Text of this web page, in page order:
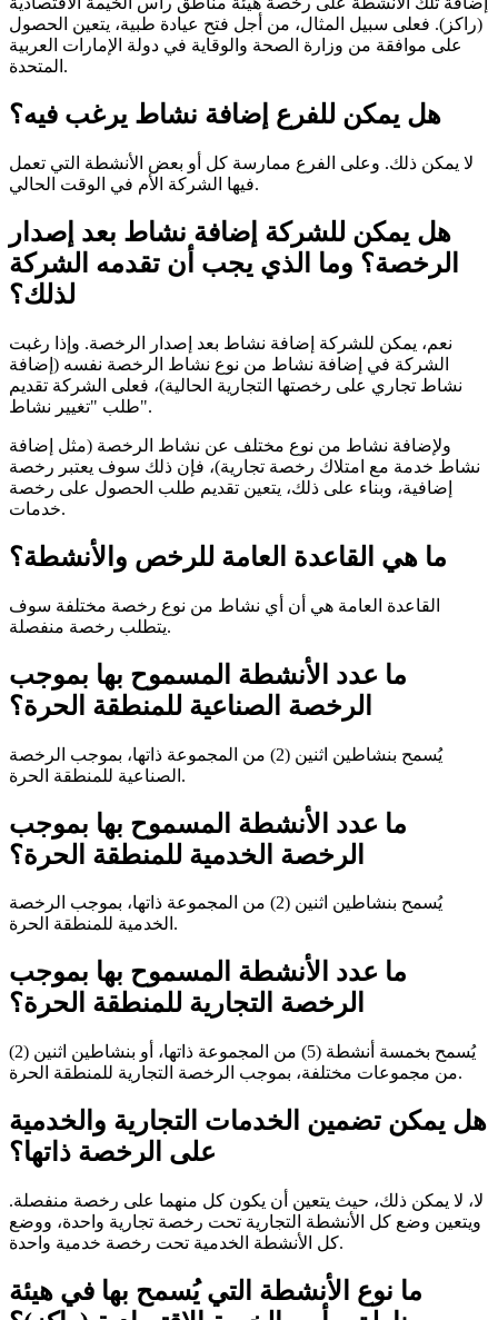
(راكز). فعلى سبيل المثال، من أجل فتح عيادة طبية، يتعين الحصول
على موافقة من وزارة الصحة والوقاية في دولة الإمارات العربية
المتحدة.
هل يمكن للفرع إضافة نشاط يرغب فيه؟
لا يمكن ذلك. وعلى الفرع ممارسة كل أو بعض الأنشطة التي تعمل
فيها الشركة الأم في الوقت الحالي.
هل يمكن للشركة إضافة نشاط بعد إصدار
الرخصة؟ وما الذي يجب أن تقدمه الشركة
لذلك؟
نعم، يمكن للشركة إضافة نشاط بعد إصدار الرخصة. وإذا رغبت
الشركة في إضافة نشاط من نوع نشاط الرخصة نفسه (إضافة
نشاط تجاري على رخصتها التجارية الحالية)، فعلى الشركة تقديم
طلب "تغيير نشاط".
ولإضافة نشاط من نوع مختلف عن نشاط الرخصة (مثل إضافة
نشاط خدمة مع امتلاك رخصة تجارية)، فإن ذلك سوف يعتبر رخصة
إضافية، وبناء على ذلك، يتعين تقديم طلب الحصول على رخصة
خدمات.
ما هي القاعدة العامة للرخص والأنشطة؟
القاعدة العامة هي أن أي نشاط من نوع رخصة مختلفة سوف
يتطلب رخصة منفصلة.
ما عدد الأنشطة المسموح بها بموجب
الرخصة الصناعية للمنطقة الحرة؟
يُسمح بنشاطين اثنين (2) من المجموعة ذاتها، بموجب الرخصة
الصناعية للمنطقة الحرة.
ما عدد الأنشطة المسموح بها بموجب
الرخصة الخدمية للمنطقة الحرة؟
يُسمح بنشاطين اثنين (2) من المجموعة ذاتها، بموجب الرخصة
الخدمية للمنطقة الحرة.
ما عدد الأنشطة المسموح بها بموجب
الرخصة التجارية للمنطقة الحرة؟
يُسمح بخمسة أنشطة (5) من المجموعة ذاتها، أو بنشاطين اثنين (2)
من مجموعات مختلفة، بموجب الرخصة التجارية للمنطقة الحرة.
هل يمكن تضمين الخدمات التجارية والخدمية
على الرخصة ذاتها؟
لا، لا يمكن ذلك، حيث يتعين أن يكون كل منهما على رخصة منفصلة.
ويتعين وضع كل الأنشطة التجارية تحت رخصة تجارية واحدة، ووضع
كل الأنشطة الخدمية تحت رخصة خدمية واحدة.
ما نوع الأنشطة التي يُسمح بها في هيئة